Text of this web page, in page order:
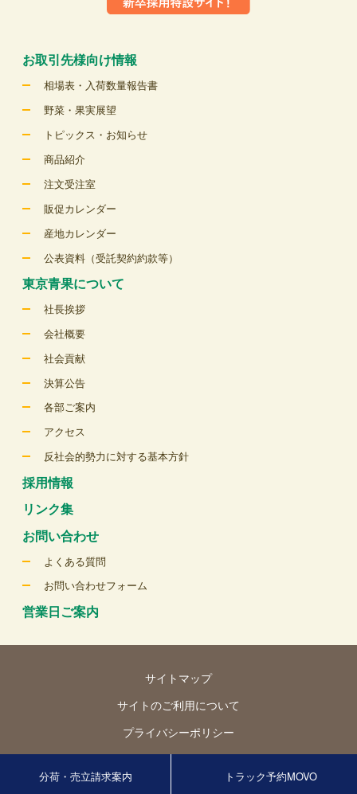
お取引先様向け情報
相場表・入荷数量報告書
野菜・果実展望
トピックス・お知らせ
商品紹介
注文受注室
販促カレンダー
産地カレンダー
公表資料（受託契約約款等）
東京青果について
社長挨拶
会社概要
社会貢献
決算公告
各部ご案内
アクセス
反社会的勢力に対する基本方針
採用情報
リンク集
お問い合わせ
よくある質問
お問い合わせフォーム
営業日ご案内
サイトマップ
サイトのご利用について
プライバシーポリシー
分荷・売立請求案内 トラック予約MOVO